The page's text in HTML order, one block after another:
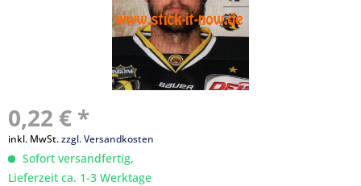
0,22 € *
inkl. MwSt.zzgl. Versandkosten
Sofort versandfertig,
Lieferzeit ca. 1-3 Werktage